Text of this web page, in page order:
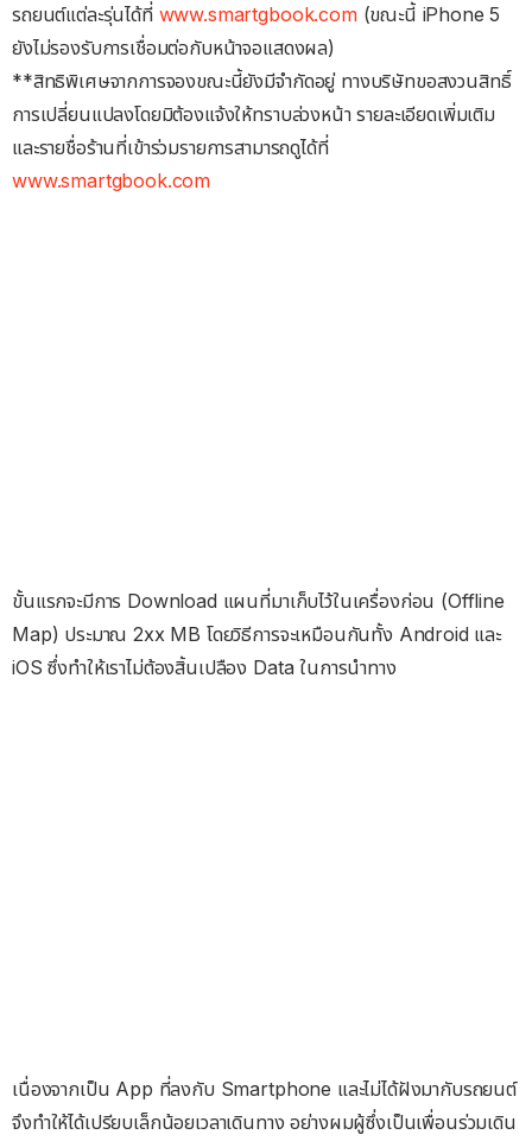
รถยนต์แต่ละรุ่นได้ที่ www.smartgbook.com(ขณะนี้ iPhone 5
ยังไม่รองรับการเชื่อมต่อกับหน้าจอแสดงผล)
**สิทธิพิเศษจากการจองขณะนี้ยังมีจำกัดอยู่ ทางบริษัทขอสงวนสิทธิ์
การเปลี่ยนแปลงโดยมิต้องแจ้งให้ทราบล่วงหน้า รายละเอียดเพิ่มเติม
และรายชื่อร้านที่เข้าร่วมรายการสามารถดูได้ที่
www.smartgbook.com
ขั้นแรกจะมีการ Download แผนที่มาเก็บไว้ในเครื่องก่อน (Offline
Map) ประมาณ 2xx MB โดยวิธีการจะเหมือนกันทั้ง Android และ
iOS ซึ่งทำให้เราไม่ต้องสิ้นเปลือง Data ในการนำทาง
เนื่องจากเป็น App ที่ลงกับ Smartphone และไม่ได้ฝังมากับรถยนต์
จึงทำให้ได้เปรียบเล็กน้อยเวลาเดินทาง อย่างผมผู้ซึ่งเป็นเพื่อนร่วมเดิน